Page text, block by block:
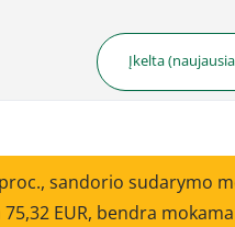
Įkelta
sandorio sudarymo
EUR, bendra